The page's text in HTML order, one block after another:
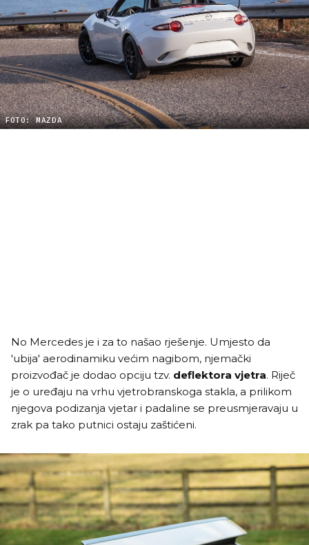
FOTO: MAZDA
No Mercedes je i za to našao rješenje. Umjesto da
'ubija' aerodinamiku većim nagibom, njemački
proizvođač je dodao opciju tzv. deflektora vjetra. Riječ
je o uređaju na vrhu vjetrobranskoga stakla, a prilikom
njegova podizanja vjetar i padaline se preusmjeravaju u
zrak pa tako putnici ostaju zaštićeni.